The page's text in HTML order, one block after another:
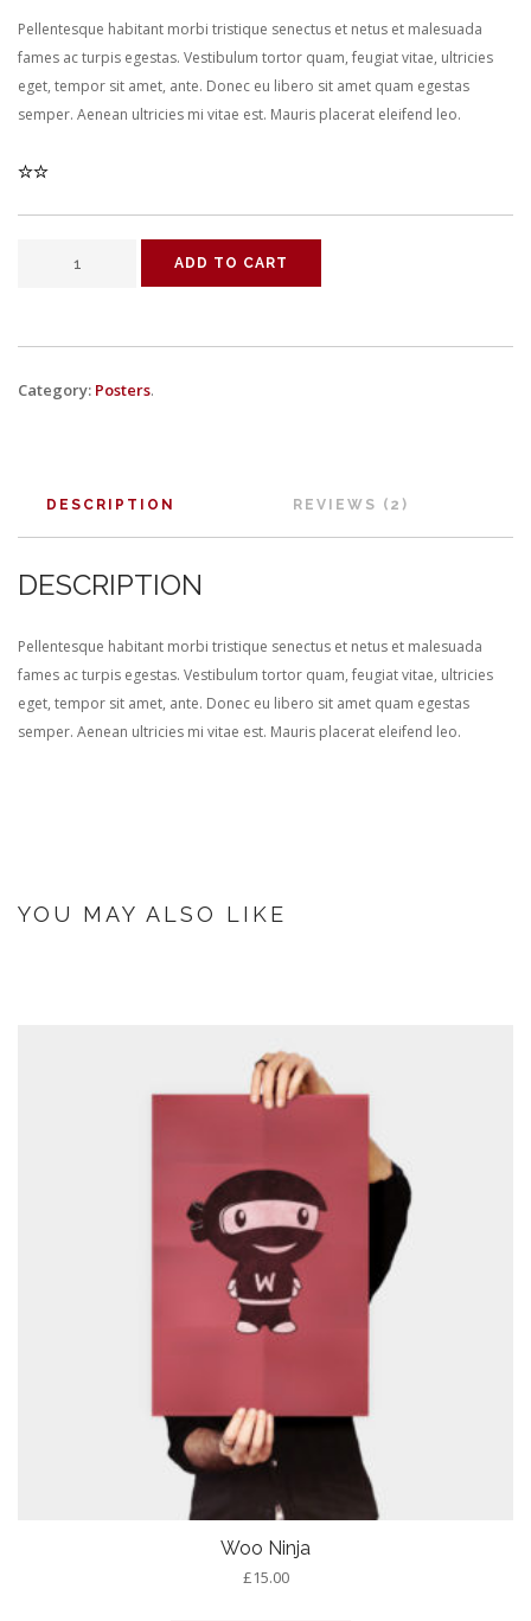
Pellentesque habitant morbi tristique senectus et netus et malesuada
fames ac turpis egestas. Vestibulum tortor quam, feugiat vitae, ultricies
eget, tempor sit amet, ante. Donec eu libero sit amet quam egestas
semper. Aenean ultricies mi vitae est. Mauris placerat eleifend leo.
ADD TO CART
Category: Posters.
DESCRIPTION REVIEWS (2)
DESCRIPTION
Pellentesque habitant morbi tristique senectus et netus et malesuada
fames ac turpis egestas. Vestibulum tortor quam, feugiat vitae, ultricies
eget, tempor sit amet, ante. Donec eu libero sit amet quam egestas
semper. Aenean ultricies mi vitae est. Mauris placerat eleifend leo.
YOU MAY ALSO LIKE
Woo Ninja
£15.00